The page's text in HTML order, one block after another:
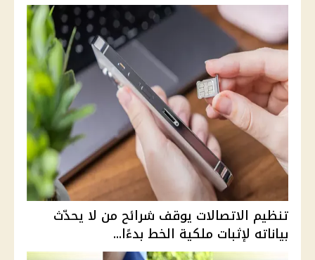
تنظيم الاتصالات يوقف شرائح من لا يحدّث
بياناته لإثبات ملكية الخط بدءًا...